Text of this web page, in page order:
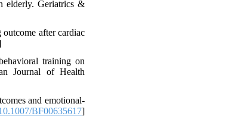
elderly. Geriatrics &
after cardiac
training on
Journal of Health
and emotional-
BF00635617]